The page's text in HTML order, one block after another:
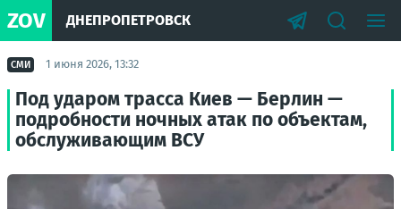
ZOV ДНЕПРОПЕТРОВСК
СМИ 1 июня 2026, 13:32
Под ударом трасса Киев — Берлин —
подробности ночных атак по объектам,
обслуживающим ВСУ